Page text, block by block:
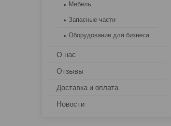
Мебель
Запасные части
Оборудование для бизнеса
О нас
Отзывы
Доставка и оплата
Новости